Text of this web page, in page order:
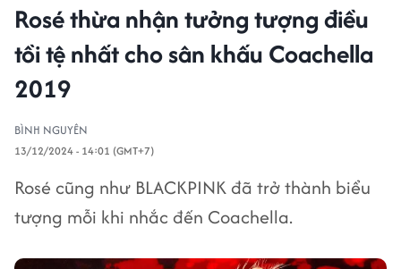
Rosé thừa nhận tưởng tượng điều
tồi tệ nhất cho sân khấu Coachella
2019
BÌNH NGUYÊN
13/12/2024 - 14:01 (GMT+7)
Rosé cũng như BLACKPINK đã trở thành biểu
tượng mỗi khi nhắc đến Coachella.